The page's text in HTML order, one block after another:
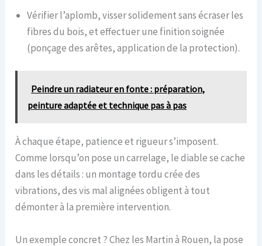
Vérifier l’aplomb, visser solidement sans écraser les
fibres du bois, et effectuer une finition soignée
(ponçage des arêtes, application de la protection).
Peindre un radiateur en fonte : préparation,
peinture adaptée et technique pas à pas
À chaque étape, patience et rigueur s’imposent.
Comme lorsqu’on pose un carrelage, le diable se cache
dans les détails : un montage tordu crée des
vibrations, des vis mal alignées obligent à tout
démonter à la première intervention.
Un exemple concret ? Chez les Martin à Rouen, la pose